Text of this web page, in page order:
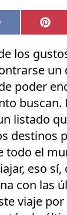
Facebook
en
los
un
poder
buscan.
listado
destinos
todo el
eso
con las
viaje